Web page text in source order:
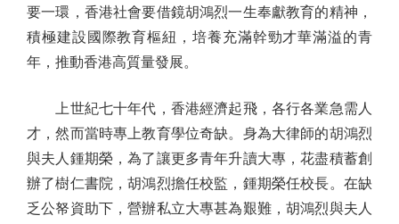
要一環，香港社會要借鏡胡鴻烈一生奉獻教育的精神，
積極建設國際教育樞紐，培養充滿幹勁才華滿溢的青
年，推動香港高質量發展。
上世紀七十年代，香港經濟起飛，各行各業急需人
才，然而當時專上教育學位奇缺。身為大律師的胡鴻烈
與夫人鍾期榮，為了讓更多青年升讀大專，花盡積蓄創
辦了樹仁書院，胡鴻烈擔任校監，鍾期榮任校長。在缺
乏公帑資助下，營辦私立大專甚為艱難，胡鴻烈與夫人